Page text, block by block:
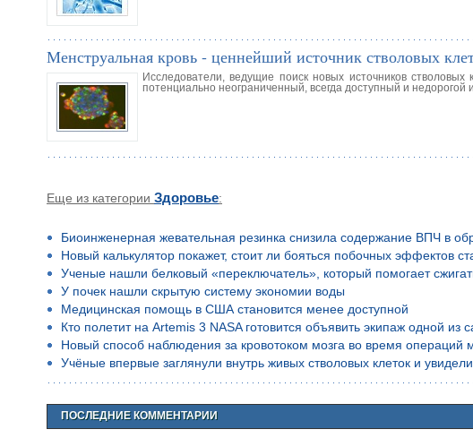
Менструальная кровь - ценнейший источник стволовых
Исследователи, ведущие поиск новых источников
потенциально неограниченный, всегда доступный и недорогой
Еще из категории Здоровье:
Биоинженерная жевательная резинка снизила содержание ВПЧ в
Новый калькулятор покажет, стоит ли бояться побочных эффектов
Ученые нашли белковый «переключатель», который помогает
У почек нашли скрытую систему экономии воды
Медицинская помощь в США становится менее доступной
Кто полетит на Artemis 3 NASA готовится объявить экипаж одной
Новый способ наблюдения за кровотоком мозга во время операций
Учёные впервые заглянули внутрь живых стволовых клеток и
ПОСЛЕДНИЕ КОММЕНТАРИИ